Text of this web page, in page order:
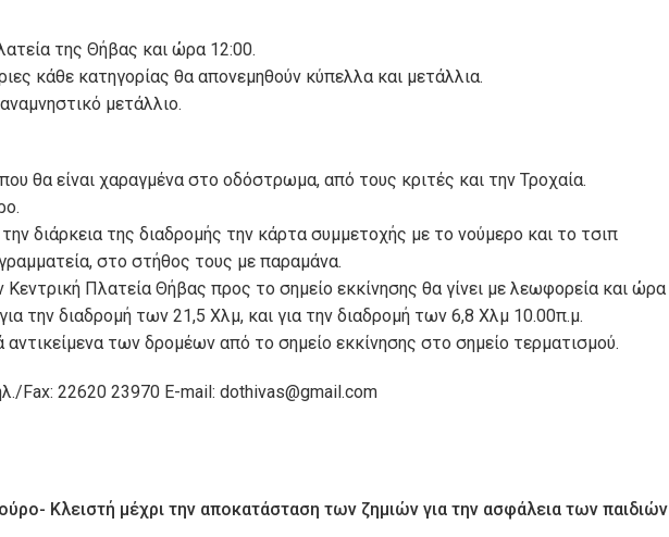
της Θήβας και ώρα 12:00.
κάθε κατηγορίας θα απονεμηθούν κύπελλα και μετάλλια.
μετάλλιο.
θα είναι χαραγμένα στο οδόστρωμα, από τους κριτές και την Τροχαία.
διάρκεια της διαδρομής την κάρτα συμμετοχής με το νούμερο και το τσιπ
στο στήθος τους με παραμάνα.
Πλατεία Θήβας προς το σημείο εκκίνησης θα γίνει με λεωφορεία και ώρα
την διαδρομή των 21,5 Χλμ, και για την διαδρομή των 6,8 Χλμ 10.00π.μ.
των δρομέων από το σημείο εκκίνησης στο σημείο τερματισμού.
22620 23970 E-mail: dothivas@gmail.com
Κλειστή μέχρι την αποκατάσταση των ζημιών για την ασφάλεια των παιδιών